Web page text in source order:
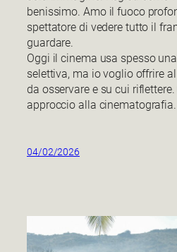
benissimo. Amo il fuoco
spettatore di vedere tutto il
guardare.
Oggi il cinema usa spesso
selettiva, ma io voglio offrire
da osservare e su cui
approccio alla cinematografia.
04/02/2026